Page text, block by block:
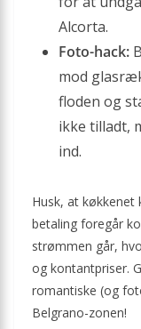
Alcorta.
Foto-hack:
mod
floden og
ikke tilladt,
ind.
Husk, at køkkenet
betaling foregår
strømmen går,
og kontantpriser.
romantiske (og
Belgrano-zonen!